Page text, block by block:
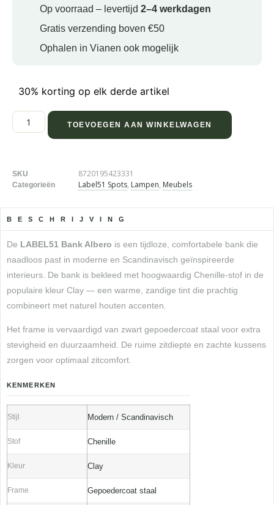
Op voorraad – levertijd 2–4 werkdagen
Gratis verzending boven €50
Ophalen in Vianen ook mogelijk
30% korting op elk derde artikel
TOEVOEGEN AAN WINKELWAGEN
SKU 8720195423331
Categorieën Label51 Spots, Lampen, Meubels
BESCHRIJVING
De LABEL51 Bank Albero is een tijdloze, comfortabele bank die
naadloos past in moderne en Scandinavisch geïnspireerde
interieurs. De bank is bekleed met hoogwaardig Chenille-stof in de
populaire kleur Clay — een warme, zandige tint die prachtig
combineert met naturel houten accenten.
Het frame is vervaardigd van zwart gepoedercoat staal voor extra
stevigheid en duurzaamheid. De ruime zitdiepte en zachte kussens
zorgen voor optimaal zitcomfort.
KENMERKEN
Stijl Modern / Scandinavisch
Stof Chenille
Kleur Clay
Frame Gepoedercoat staal